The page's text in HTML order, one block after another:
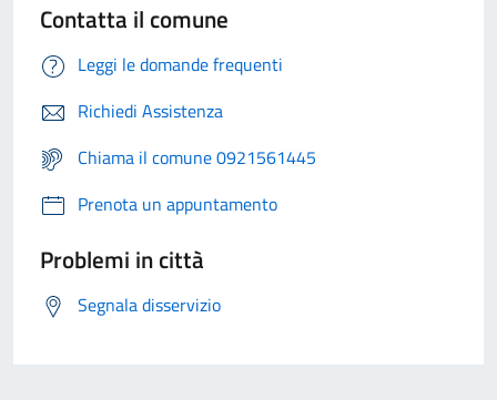
Contatta il comune
Leggi le domande frequenti
Richiedi Assistenza
Chiama il comune 0921561445
Prenota un appuntamento
Problemi in città
Segnala disservizio